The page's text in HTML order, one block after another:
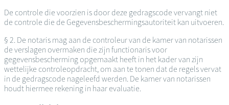
De controle die voorzien is door deze gedragscode vervangt niet
de controle die de Gegevensbeschermingsautoriteit kan uitvoeren.
§ 2. De notaris mag aan de controleur van de kamer van notarissen
de verslagen overmaken die zijn functionaris voor
gegevensbescherming opgemaakt heeft in het kader van zijn
wettelijke controleopdracht, om aan te tonen dat de regels vervat
in de gedragscode nageleefd werden. De kamer van notarissen
houdt hiermee rekening in haar evaluatie.